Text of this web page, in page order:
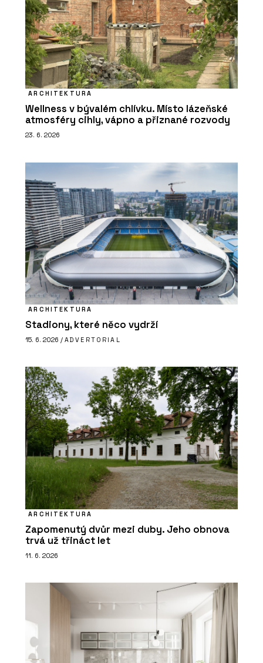
ARCHITEKTURA
Wellness v bývalém chlívku. Místo lázeňské
atmosféry cihly, vápno a přiznané rozvody
23. 6. 2026
ARCHITEKTURA
Stadiony, které něco vydrží
15. 6. 2026 / ADVERTORIAL
ARCHITEKTURA
Zapomenutý dvůr mezi duby. Jeho obnova
trvá už třináct let
11. 6. 2026